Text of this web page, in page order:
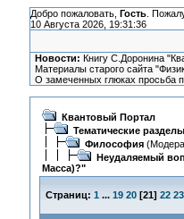
Добро пожаловать, Гость.
10 Августа 2026, 19:31:36
Новости: Книгу С.Доронина
Материалы старого сайта
О замеченных глюках просьба
Квантовый Портал
Тематические разделы
Философия
Неудаляемый
Масса)?"
Страниц: 1 ... 19 20[21] 22 23